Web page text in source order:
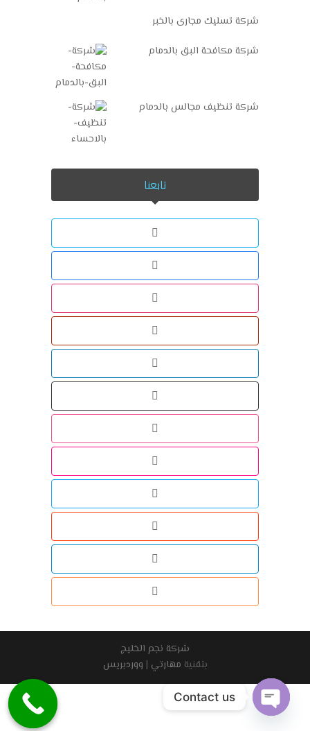
شركة تسليك مجارى بالخبر
شركة مكافحة البق بالدمام
شركة تنظيف مجالس بالدمام
تابعنا
شركة نجم الخليج
بتقنية مهارتي | ووردبريس
Contact us